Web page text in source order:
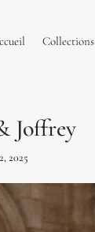
Collections
Joffrey
2025